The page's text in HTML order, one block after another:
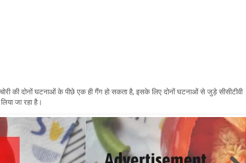
की दोनों घटनाओं के पीछे एक ही गैंग हो सकता है, इसके लिए दोनों घटनाओं से जुड़े सीसीटीवी
जा रहा है।